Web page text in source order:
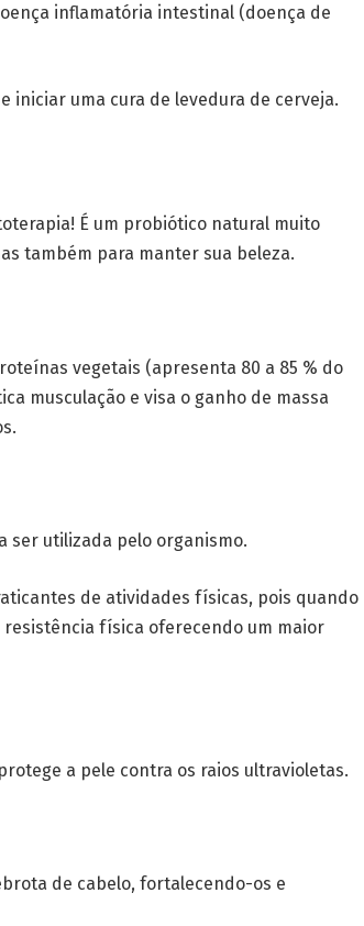
inflamatória intestinal (doença de
iniciar uma cura de levedura de cerveja.
É um probiótico natural muito
também para manter sua beleza.
vegetais (apresenta 80 a 85 % do
musculação e visa o ganho de massa
ser utilizada pelo organismo.
de atividades físicas, pois quando
física oferecendo um maior
a pele contra os raios ultravioletas.
de cabelo, fortalecendo-os e